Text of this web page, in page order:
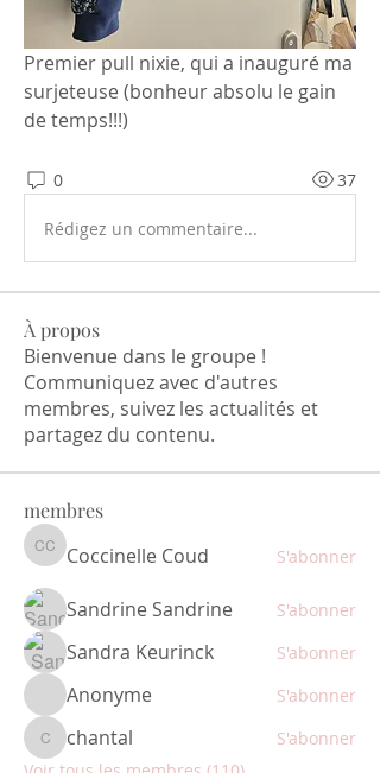
Premier pull nixie, qui a inauguré ma
surjeteuse (bonheur absolu le gain
de temps!!!)
0 37
Rédigez un commentaire...
À propos
Bienvenue dans le groupe !
Communiquez avec d'autres
membres, suivez les actualités et
partagez du contenu.
membres
Coccinelle Coud
Coccinelle Coud S'abonner
Sandrine Sandrine S'abonner
Sandra Keurinck S'abonner
Anonyme S'abonner
chantalchantal
S'abonner